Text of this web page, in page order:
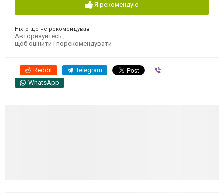
Я рекомендую
Ніхто ще не рекомендував
Авторизуйтесь ,
щоб оцінити і порекомендувати
Reddit Telegram
WhatsApp